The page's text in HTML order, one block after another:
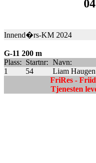
Innend�rs-KM 2024
G-11 200 m
Plass: Startnr: Navn:
1
54 Liam
FriRes -
Tjenesten